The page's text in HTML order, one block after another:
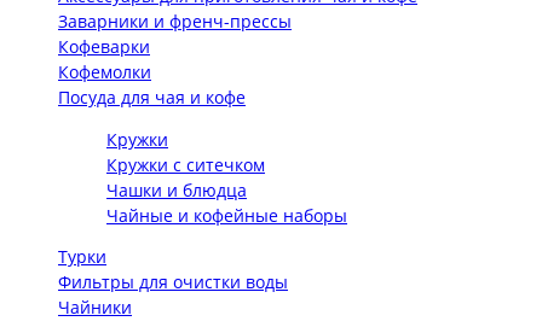
Заварники и френч-прессы
Кофеварки
Кофемолки
Посуда для чая и кофе
Кружки
Кружки с ситечком
Чашки и блюдца
Чайные и кофейные наборы
Турки
Фильтры для очистки воды
Чайники